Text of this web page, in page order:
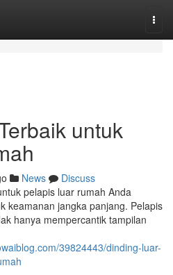
untuk
News
Discuss
pelapis luar rumah Anda
keamanan jangka panjang. Pelapis
hanya mempercantik tampilan
39824443/dinding-luar-